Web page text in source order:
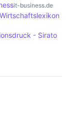
it-business.de
- Sirato